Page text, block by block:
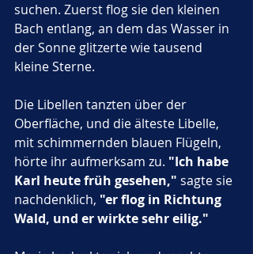
suchen. Zuerst flog sie den kleinen
Bach entlang, an dem das Wasser in
der Sonne glitzerte wie tausend
kleine Sterne.
Die Libellen tanzten über der
Oberfläche, und die älteste Libelle,
mit schimmernden blauen Flügeln,
hörte ihr aufmerksam zu. "Ich habe
Karl heute früh gesehen," sagte sie
nachdenklich, "er flog in Richtung
Wald, und er wirkte sehr eilig."